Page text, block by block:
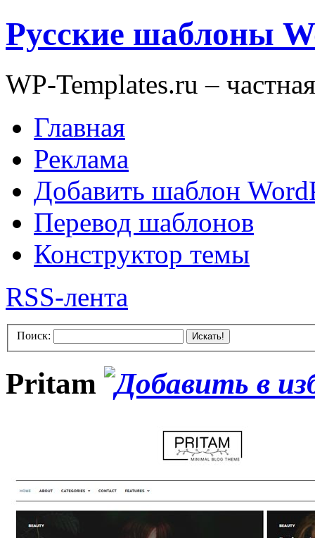
Русские шаблоны
WP-Templates.ru –
Главная
Реклама
Добавить шаблон
Перевод шаблонов
Конструктор темы
RSS-лента
Поиск: Искать!
Pritam